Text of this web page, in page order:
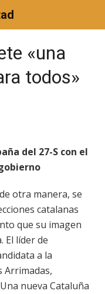
«una
todos»
del 27-S con el
otra manera, se
catalanas
que su imagen
El líder de
a la
Arrimadas,
nueva Cataluña